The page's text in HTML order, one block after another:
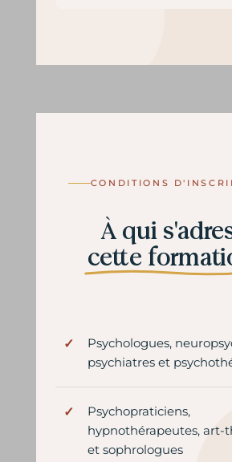
CONDITIONS
À qui
cette
Psychologues,
psychiatres et
Psychopraticiens,
hypnothérapeutes, art-
et sophrologues